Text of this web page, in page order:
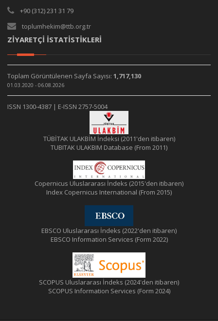
+90 (312) 231 31 79
toplumhekim@ttb.org.tr
ZİYARETÇİ İSTATİSTİKLERİ
Toplam Görüntülenen Sayfa Sayısı: 1,717,130
01.03.2020 - 06.08.2026
ISSN 1300-4387 | E-ISSN 2757-5004
TÜBİTAK ULAKBİM İndeksi (2011'den itibaren)
TUBITAK ULAKBIM Database (From 2011)
Copernicus Uluslararası İndeks (2015'den itibaren)
Index Copernicus International (From 2015)
EBSCO Uluslararası İndeks (2022'den itibaren)
EBSCO Information Services (Form 2022)
SCOPUS Uluslararası İndeks (2024'den itibaren)
SCOPUS Information Services (Form 2024)